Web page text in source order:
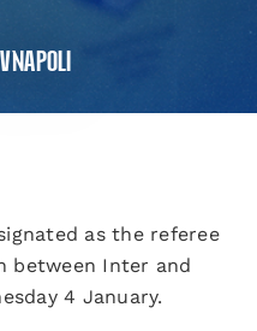
NAPOLI
as the referee
between Inter and
4 January.